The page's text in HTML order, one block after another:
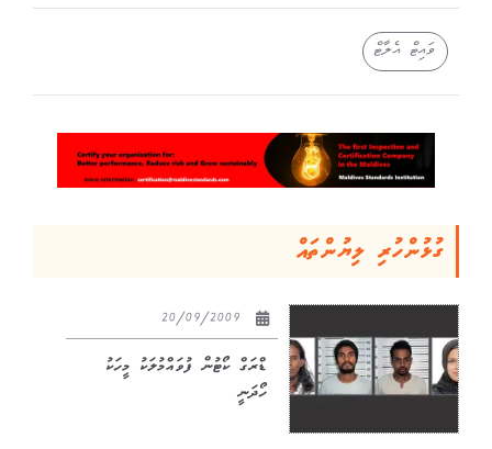
ވައިޓް އެލާޓް
ގުޅުންހުރި ލިޔުންތައް
ޑްރަގް ކޯޓުން ފުވައްމުލަކު މީހަކު
ހޯދަނީ